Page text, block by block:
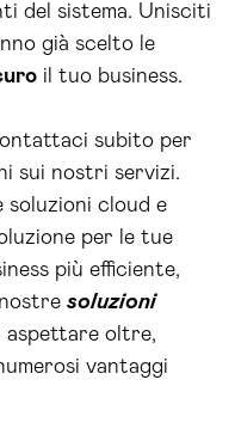
del sistema. Unisciti
già scelto le
il tuo business.
subito per
sui nostri servizi.
soluzioni cloud e
per le tue
più efficiente,
soluzioni
aspettare oltre,
vantaggi